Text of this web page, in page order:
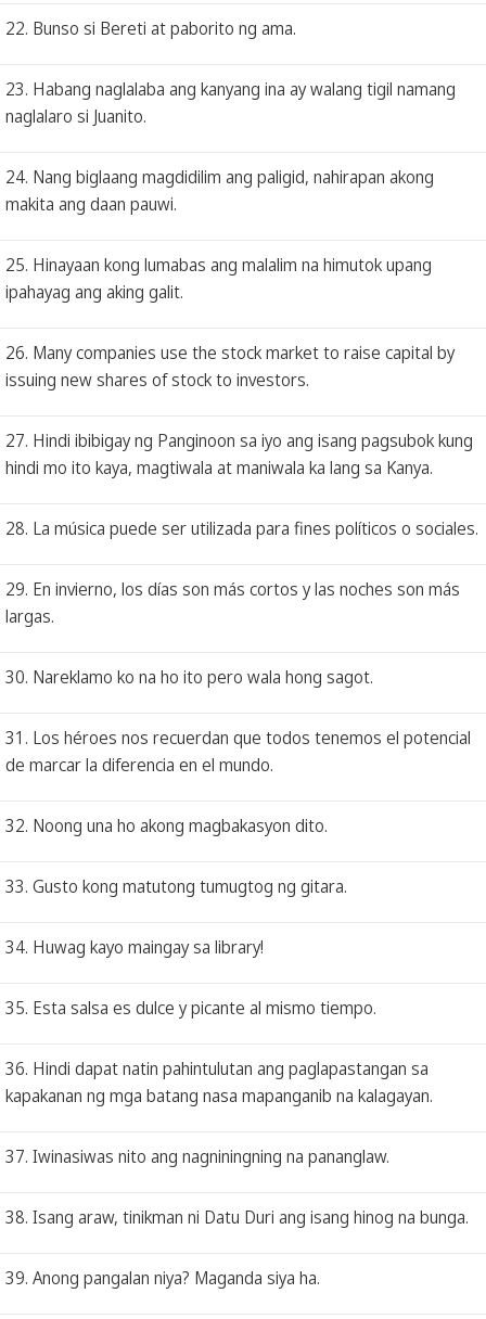
22. Bunso si Bereti at paborito ng ama.
23. Habang naglalaba ang kanyang ina ay walang tigil namang
naglalaro si Juanito.
24. Nang biglaang magdidilim ang paligid, nahirapan akong
makita ang daan pauwi.
25. Hinayaan kong lumabas ang malalim na himutok upang
ipahayag ang aking galit.
26. Many companies use the stock market to raise capital by
issuing new shares of stock to investors.
27. Hindi ibibigay ng Panginoon sa iyo ang isang pagsubok kung
hindi mo ito kaya, magtiwala at maniwala ka lang sa Kanya.
28. La música puede ser utilizada para fines políticos o sociales.
29. En invierno, los días son más cortos y las noches son más
largas.
30. Nareklamo ko na ho ito pero wala hong sagot.
31. Los héroes nos recuerdan que todos tenemos el potencial
de marcar la diferencia en el mundo.
32. Noong una ho akong magbakasyon dito.
33. Gusto kong matutong tumugtog ng gitara.
34. Huwag kayo maingay sa library!
35. Esta salsa es dulce y picante al mismo tiempo.
36. Hindi dapat natin pahintulutan ang paglapastangan sa
kapakanan ng mga batang nasa mapanganib na kalagayan.
37. Iwinasiwas nito ang nagniningning na pananglaw.
38. Isang araw, tinikman ni Datu Duri ang isang hinog na bunga.
39. Anong pangalan niya? Maganda siya ha.